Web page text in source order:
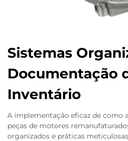
Sistemas
Documentação
Inventário
A implementação eficaz de como
peças de motores
organizados e práticas